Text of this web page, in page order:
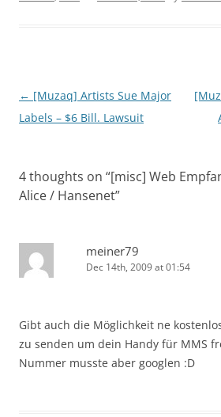
Post
navigation
← [Muzaq] Artists Sue Major
Labels – $6 Bill. Lawsuit
4 thoughts on “[misc] Web
Alice / Hansenet”
meiner79
Dec 14th, 2009 at 01:54
Gibt auch die Möglichkeit ne
zu senden um dein Handy für MMS
Nummer musste aber googlen :D